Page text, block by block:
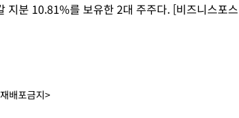
지분 10.81%를 보유한 2대 주주다. [비즈니스포스
배포금지>